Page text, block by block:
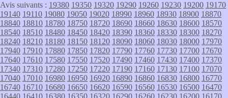
Avis suivants : 19380 19350 19320 19290 19260 19230 19200 19170
19140 19110 19080 19050 19020 18990 18960 18930 18900 18870
18840 18810 18780 18750 18720 18690 18660 18630 18600 18570
18540 18510 18480 18450 18420 18390 18360 18330 18300 18270
18240 18210 18180 18150 18120 18090 18060 18030 18000 17970
17940 17910 17880 17850 17820 17790 17760 17730 17700 17670
17640 17610 17580 17550 17520 17490 17460 17430 17400 17370
17340 17310 17280 17250 17220 17190 17160 17130 17100 17070
17040 17010 16980 16950 16920 16890 16860 16830 16800 16770
16740 16710 16680 16650 16620 16590 16560 16530 16500 16470
16440 16410 16380 16350 16320 16290 16260 16230 16200 16170